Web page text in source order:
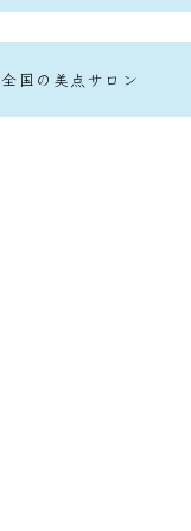
全国の美点サロン